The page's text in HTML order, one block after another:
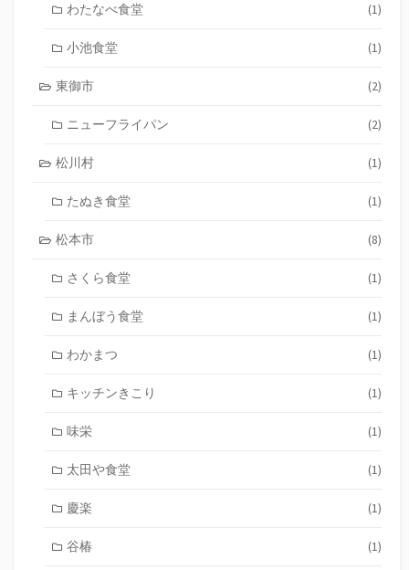
わたなべ食堂 (1)
小池食堂 (1)
東御市 (2)
ニューフライパン (2)
松川村 (1)
たぬき食堂 (1)
松本市 (8)
さくら食堂 (1)
まんぼう食堂 (1)
わかまつ (1)
キッチンきこり (1)
味栄 (1)
太田や食堂 (1)
慶楽 (1)
谷椿 (1)